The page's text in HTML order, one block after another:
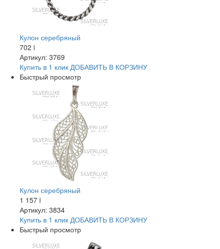
Кулон серебряный
702 i
Артикул: 3769
Купить в 1 клик ДОБАВИТЬ В КОРЗИНУ
Быстрый просмотр
Кулон серебряный
1 157 i
Артикул: 3834
Купить в 1 клик ДОБАВИТЬ В КОРЗИНУ
Быстрый просмотр